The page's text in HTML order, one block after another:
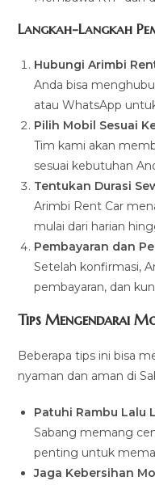
Langkah-Langkah
Hubungi Arimbi
Anda bisa
atau WhatsApp
Pilih Mobil Sesuai
Tim kami akan
sesuai kebutuhan
Tentukan Durasi
Arimbi Rent Car
mulai dari harian
Pembayaran dan
Setelah konfirmasi,
pembayaran, dan
Tips Mengendarai
Beberapa tips ini bisa
nyaman dan aman di
Patuhi Rambu Lalu
Sabang memang
penting untuk
Jaga Kebersihan